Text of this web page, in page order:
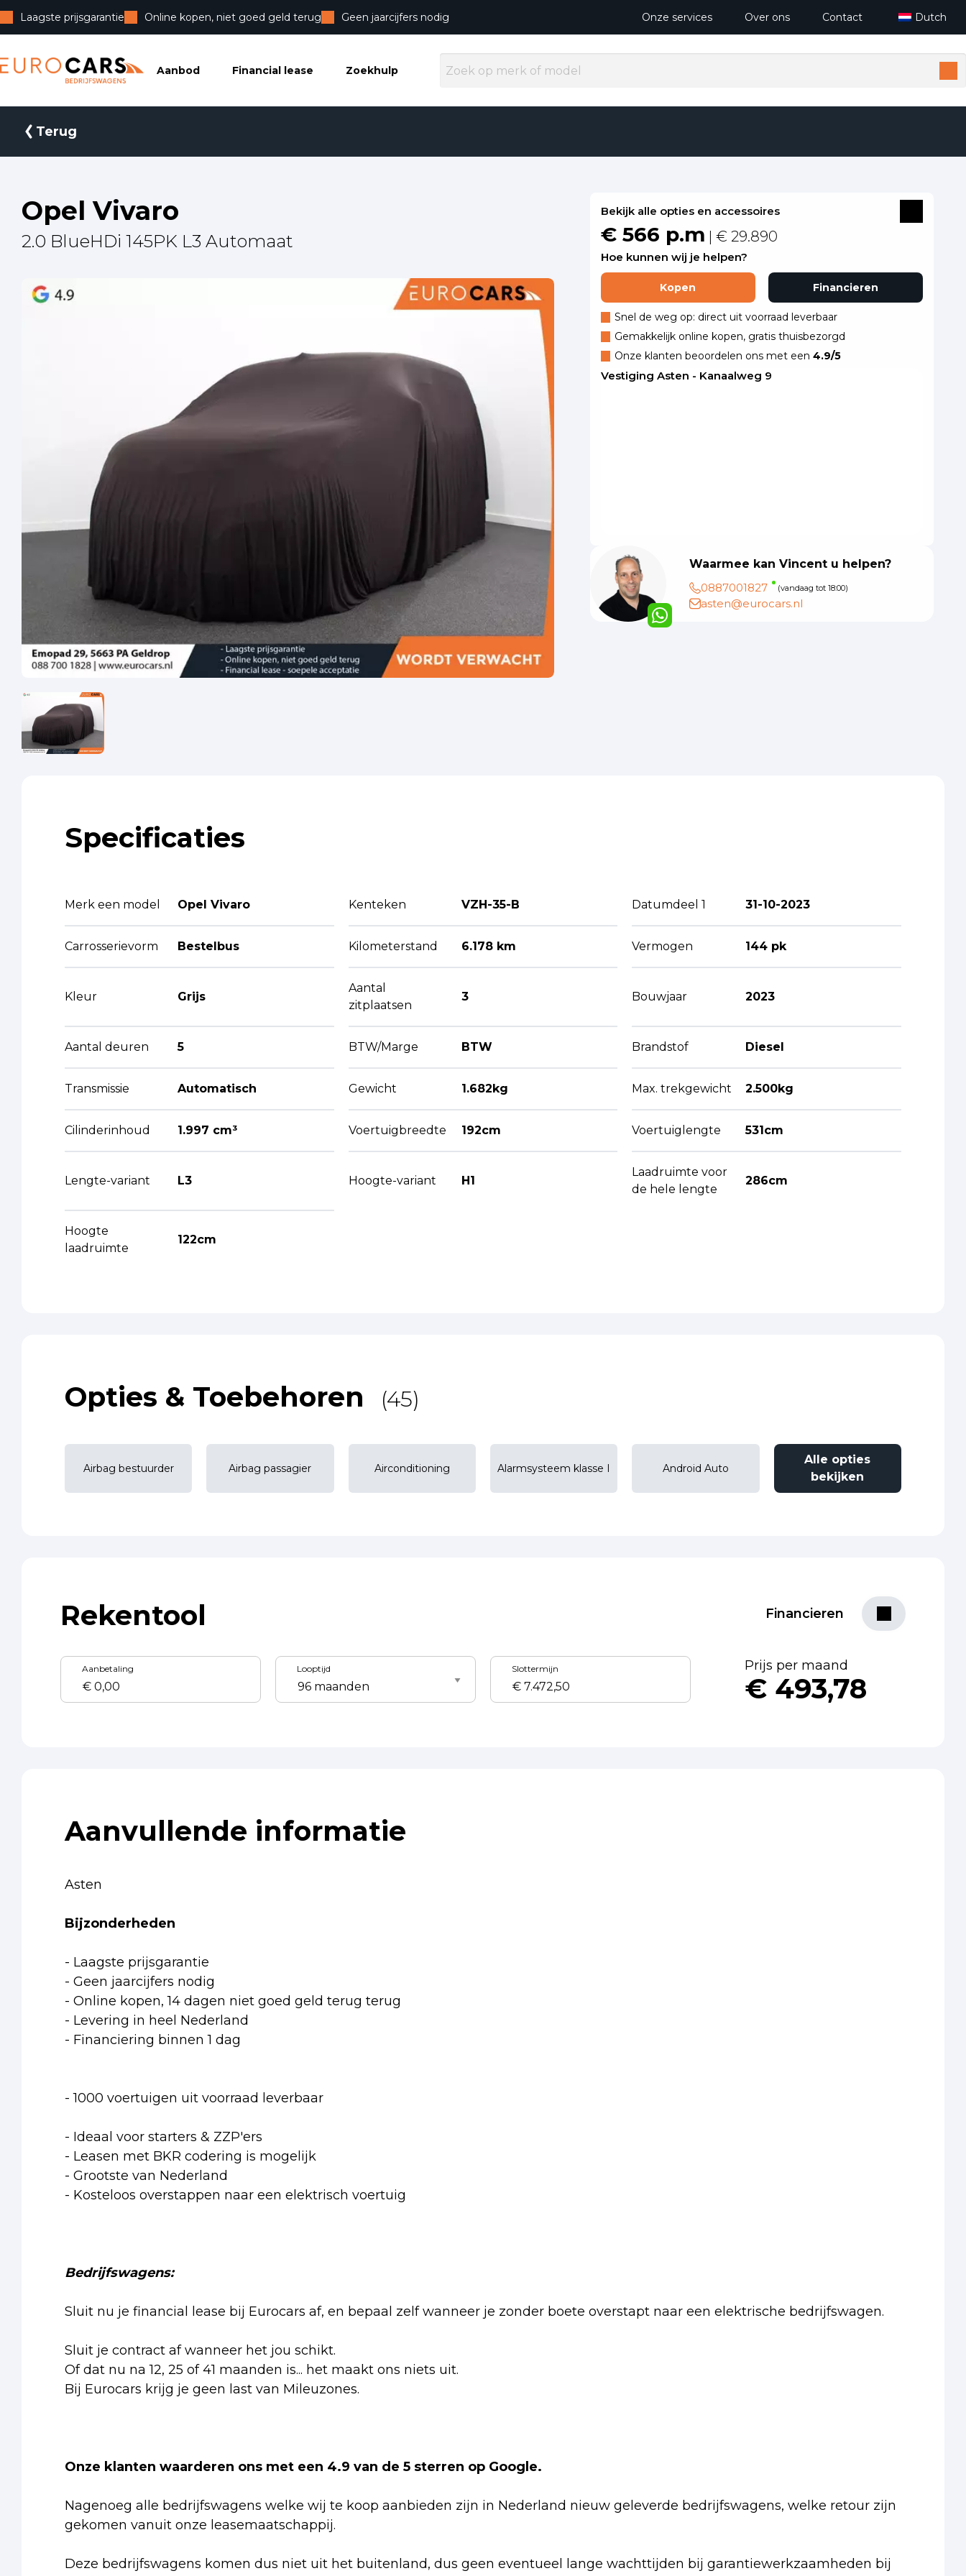
Laagste prijsgarantie Online kopen, niet goed geld terug Geen jaarcijfers nodig Onze services Over ons Contact Dutch
Aanbod
Financial lease Zoekhulp
Terug
Opel Vivaro
2.0 BlueHDi 145PK L3 Automaat
Bekijk alle opties en accessoires
€ 566 p.m | € 29.890
Hoe kunnen wij je helpen?
Kopen Financieren
Snel de weg op: direct uit voorraad leverbaar
Gemakkelijk online kopen, gratis thuisbezorgd
Onze klanten beoordelen ons met een 4.9/5
Vestiging Asten - Kanaalweg 9
Waarmee kan Vincent u helpen?
0887001827
(vandaag tot 18:00)
asten@eurocars.nl
Specificaties
Merk een model Opel Vivaro Kenteken VZH-35-B Datumdeel 1 31-10-2023
Carrosserievorm Bestelbus Kilometerstand 6.178 km Vermogen 144 pk
Kleur Grijs
Aantal
zitplaatsen
3 Bouwjaar 2023
Aantal deuren 5 BTW/Marge BTW Brandstof Diesel
Transmissie Automatisch Gewicht 1.682kg Max. trekgewicht 2.500kg
Cilinderinhoud 1.997 cm³ Voertuigbreedte 192cm Voertuiglengte 531cm
Lengte-variant L3 Hoogte-variant H1
Laadruimte voor
de hele lengte
286cm
Hoogte
laadruimte
122cm
Opties & Toebehoren (45)
Airbag bestuurder Airbag passagier Airconditioning Alarmsysteem klasse I Android Auto
Alle opties
bekijken
Rekentool Financieren
Aanbetaling Looptijd Slottermijn Prijs per maand
€ 493,78
Aanvullende informatie
Asten
Bijzonderheden
- Laagste prijsgarantie
- Geen jaarcijfers nodig
- Online kopen, 14 dagen niet goed geld terug terug
- Levering in heel Nederland
- Financiering binnen 1 dag
- 1000 voertuigen uit voorraad leverbaar
- Ideaal voor starters & ZZP'ers
- Leasen met BKR codering is mogelijk
- Grootste van Nederland
- Kosteloos overstappen naar een elektrisch voertuig
Bedrijfswagens:
Sluit nu je financial lease bij Eurocars af, en bepaal zelf wanneer je zonder boete overstapt naar een elektrische bedrijfswagen.
Sluit je contract af wanneer het jou schikt.
Of dat nu na 12, 25 of 41 maanden is... het maakt ons niets uit.
Bij Eurocars krijg je geen last van Mileuzones.
Onze klanten waarderen ons met een 4.9 van de 5 sterren op Google.
Nagenoeg alle bedrijfswagens welke wij te koop aanbieden zijn in Nederland nieuw geleverde bedrijfswagens, welke retour zijn
gekomen vanuit onze leasemaatschappij.
Deze bedrijfswagens komen dus niet uit het buitenland, dus geen eventueel lange wachttijden bij garantiewerkzaamheden bij